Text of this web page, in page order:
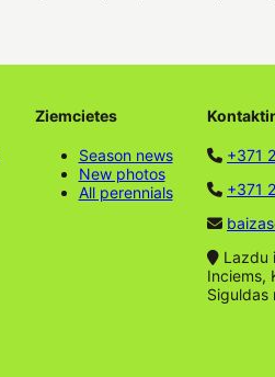
Ziemcietes
Season news
New photos
All perennials
+371
+371
Lazdu
Inciems,
Siguldas